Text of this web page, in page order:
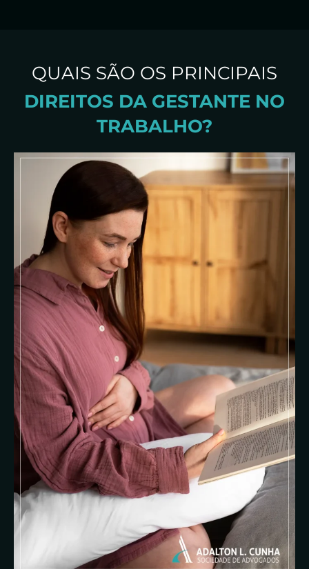
QUAIS SÃO OS PRINCIPAIS
DIREITOS DA GESTANTE NO
TRABALHO?